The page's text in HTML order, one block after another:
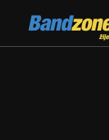
Bandzone.cz
žijeme hudbou